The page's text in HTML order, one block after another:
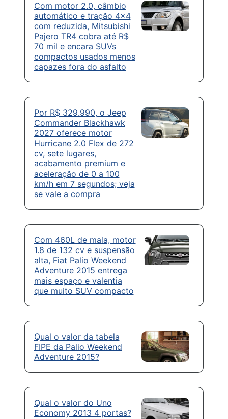
Com motor 2.0, câmbio
automático e tração 4×4
com reduzida, Mitsubishi
Pajero TR4 cobra até R$
70 mil e encara SUVs
compactos usados menos
capazes fora do asfalto
Por R$ 329.990, o Jeep
Commander Blackhawk
2027 oferece motor
Hurricane 2.0 Flex de 272
cv, sete lugares,
acabamento premium e
aceleração de 0 a 100
km/h em 7 segundos; veja
se vale a compra
Com 460L de mala, motor
1.8 de 132 cv e suspensão
alta, Fiat Palio Weekend
Adventure 2015 entrega
mais espaço e valentia
que muito SUV compacto
Qual o valor da tabela
FIPE da Palio Weekend
Adventure 2015?
Qual o valor do Uno
Economy 2013 4 portas?